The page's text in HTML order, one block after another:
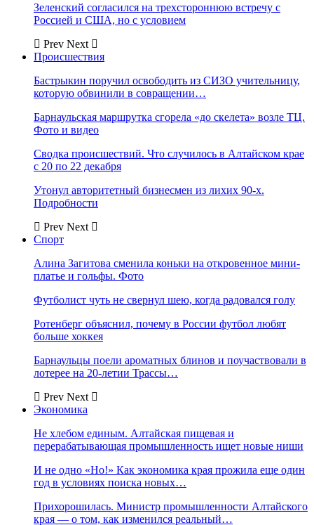
Зеленский согласился на трехстороннюю встречу с
Россией и США, но с условием
Prev Next
Происшествия
Бастрыкин поручил освободить из СИЗО учительницу,
которую обвинили в совращении…
Барнаульская маршрутка сгорела «до скелета» возле ТЦ.
Фото и видео
Сводка происшествий. Что случилось в Алтайском крае
с 20 по 22 декабря
Утонул авторитетный бизнесмен из лихих 90-х.
Подробности
Prev Next
Спорт
Алина Загитова сменила коньки на откровенное мини-
платье и гольфы. Фото
Футболист чуть не свернул шею, когда радовался голу
Ротенберг объяснил, почему в России футбол любят
больше хоккея
Барнаульцы поели ароматных блинов и поучаствовали в
лотерее на 20-летии Трассы…
Prev Next
Экономика
Не хлебом единым. Алтайская пищевая и
перерабатывающая промышленность ищет новые ниши
И не одно «Но!» Как экономика края прожила еще один
год в условиях поиска новых…
Прихорошилась. Министр промышленности Алтайского
края — о том, как изменился реальный…